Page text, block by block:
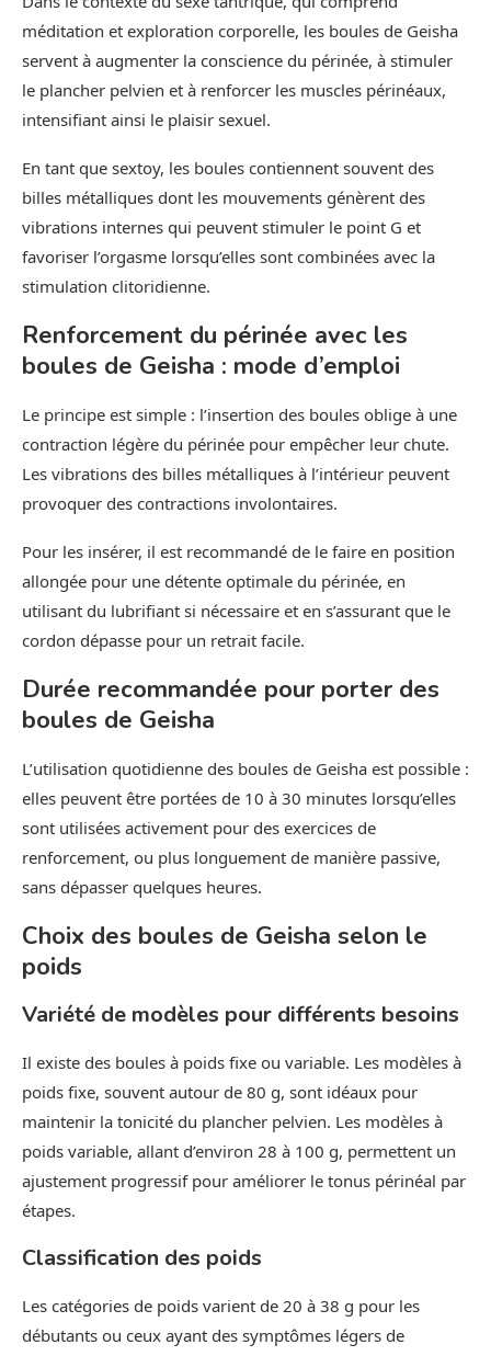
méditation et exploration corporelle, les boules de Geisha
servent à augmenter la conscience du périnée, à stimuler
le plancher pelvien et à renforcer les muscles périnéaux,
intensifiant ainsi le plaisir sexuel.
En tant que sextoy, les boules contiennent souvent des
billes métalliques dont les mouvements génèrent des
vibrations internes qui peuvent stimuler le point G et
favoriser l’orgasme lorsqu’elles sont combinées avec la
stimulation clitoridienne.
Renforcement du périnée avec les
boules de Geisha : mode d’emploi
Le principe est simple : l’insertion des boules oblige à une
contraction légère du périnée pour empêcher leur chute.
Les vibrations des billes métalliques à l’intérieur peuvent
provoquer des contractions involontaires.
Pour les insérer, il est recommandé de le faire en position
allongée pour une détente optimale du périnée, en
utilisant du lubrifiant si nécessaire et en s’assurant que le
cordon dépasse pour un retrait facile.
Durée recommandée pour porter des
boules de Geisha
L’utilisation quotidienne des boules de Geisha est possible :
elles peuvent être portées de 10 à 30 minutes lorsqu’elles
sont utilisées activement pour des exercices de
renforcement, ou plus longuement de manière passive,
sans dépasser quelques heures.
Choix des boules de Geisha selon le
poids
Variété de modèles pour différents besoins
Il existe des boules à poids fixe ou variable. Les modèles à
poids fixe, souvent autour de 80 g, sont idéaux pour
maintenir la tonicité du plancher pelvien. Les modèles à
poids variable, allant d’environ 28 à 100 g, permettent un
ajustement progressif pour améliorer le tonus périnéal par
étapes.
Classification des poids
Les catégories de poids varient de 20 à 38 g pour les
débutants ou ceux ayant des symptômes légers de